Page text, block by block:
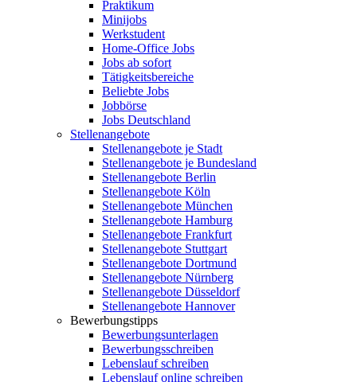
Praktikum
Minijobs
Werkstudent
Home-Office Jobs
Jobs ab sofort
Tätigkeitsbereiche
Beliebte Jobs
Jobbörse
Jobs Deutschland
Stellenangebote
Stellenangebote je Stadt
Stellenangebote je Bundesland
Stellenangebote Berlin
Stellenangebote Köln
Stellenangebote München
Stellenangebote Hamburg
Stellenangebote Frankfurt
Stellenangebote Stuttgart
Stellenangebote Dortmund
Stellenangebote Nürnberg
Stellenangebote Düsseldorf
Stellenangebote Hannover
Bewerbungstipps
Bewerbungsunterlagen
Bewerbungsschreiben
Lebenslauf schreiben
Lebenslauf online schreiben